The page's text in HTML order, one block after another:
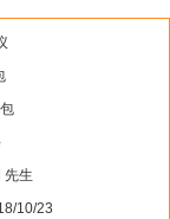
先生
10/23